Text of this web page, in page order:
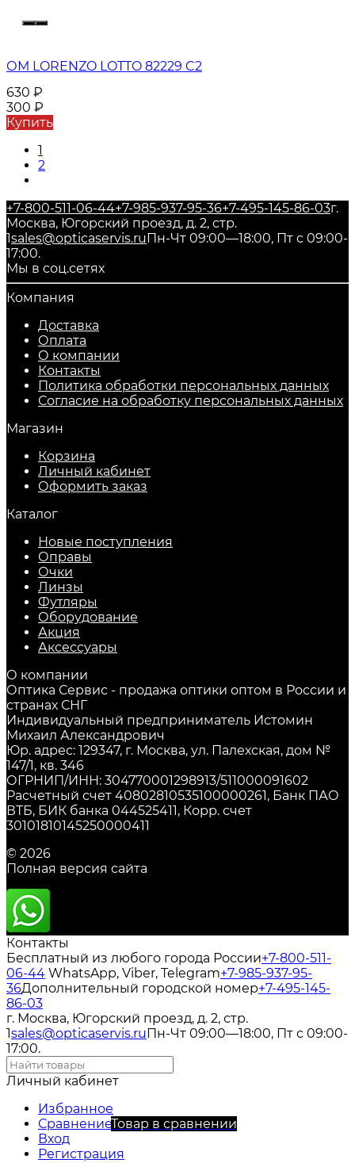
ОМ LORENZO LOTTO 82229 C2
630 ₽
300 ₽
Купить
1
2
+7-800-511-06-44+7-985-937-95-36+7-495-145-86-03г.
Москва, Югорский проезд, д. 2, стр.
1sales@opticaservis.ruПн-Чт 09:00—18:00, Пт с 09:00-
17:00.
Мы в соц.сетях
Компания
Доставка
Оплата
О компании
Контакты
Политика обработки персональных данных
Согласие на обработку персональных данных
Магазин
Корзина
Личный кабинет
Оформить заказ
Каталог
Новые поступления
Оправы
Очки
Линзы
Футляры
Оборудование
Акция
Аксессуары
О компании
Оптика Сервис - продажа оптики оптом в России и
странах СНГ
Индивидуальный предприниматель Истомин
Михаил Александрович
Юр. адрес: 129347, г. Москва, ул. Палехская, дом №
147/1, кв. 346
ОГРНИП/ИНН: 304770001298913/511000091602
Расчетный счет 40802810535100000261, Банк ПАО
ВТБ, БИК банка 044525411, Корр. счет
30101810145250000411
© 2026
Полная версия сайта
Контакты
Бесплатный из любого города России+7-800-511-
06-44 WhatsApp, Viber, Telegram+7-985-937-95-
36Дополнительный городской номер+7-495-145-
86-03
г. Москва, Югорский проезд, д. 2, стр.
1sales@opticaservis.ruПн-Чт 09:00—18:00, Пт с 09:00-
17:00.
Личный кабинет
Избранное
СравнениеТовар в сравнении
Вход
Регистрация